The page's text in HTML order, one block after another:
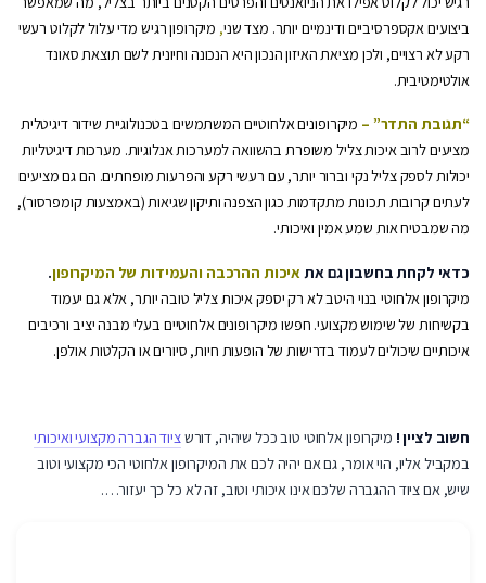
ביצועים אקספרסיביים ודינמיים יותר. מצדשני, מיקרופון רגיש מדי עלול לקלוט רעשי
רקע לא רצויים, ולכן מציאת האיזון הנכון היא הנכונה וחיונית לשם תוצאת סאונד
אולטימטיבית.
“תגובת התדר” – מיקרופונים אלחוטיים המשתמשים בטכנולוגיית שידור דיגיטלית
מציעים לרוב איכות צליל משופרת בהשוואה למערכות אנלוגיות. מערכות דיגיטליות
יכולות לספק צליל נקי וברור יותר, עם רעשי רקע והפרעות מופחתים. הם גם מציעים
לעתים קרובות תכונות מתקדמות כגון הצפנה ותיקון שגיאות (באמצעות קומפרסור),
מה שמבטיח אות שמע אמין ואיכותי.
כדאי לקחת בחשבון גם את איכות ההרכבה והעמידות של המיקרופון.
מיקרופון אלחוטי בנוי היטב לא רק יספק איכות צליל טובה יותר, אלא גם יעמוד
בקשיחות של שימוש מקצועי. חפשו מיקרופונים אלחוטיים בעלי מבנה יציב ורכיבים
איכותיים שיכולים לעמוד בדרישות של הופעות חיות, סיורים או הקלטות אולפן.
חשוב לציין ! מיקרופון אלחוטי טוב ככל שיהיה, דורשציוד הגברה מקצועי ואיכותי
במקביל אליו, הוי אומר, גם אם יהיה לכם את המיקרופון אלחוטי הכי מקצועי וטוב
שיש, אם ציוד ההגברה שלכם אינו איכותי וטוב, זה לא כל כך יעזור….